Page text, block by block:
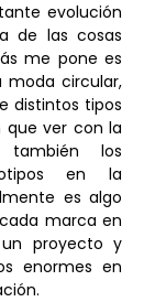
evolución
de las cosas
me pone es
moda circular,
distintos tipos
que ver con la
los
en la
es algo
marca en
proyecto y
enormes en